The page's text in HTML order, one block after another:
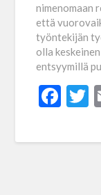
nimenomaan
että
työntekijän
olla
entsyymillä